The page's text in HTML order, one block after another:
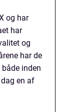
og har
har
og
har de
inden
en af